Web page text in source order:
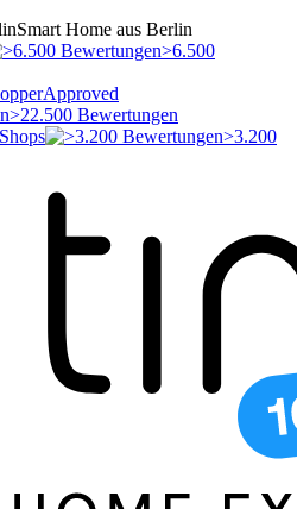
Smart Home aus Berlin
>6.500
>22.500 Bewertungen
>3.200